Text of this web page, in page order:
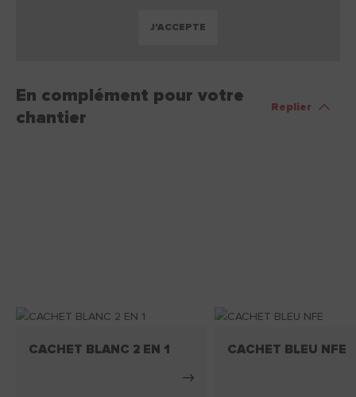
J'ACCEPTE
En complément pour votre
chantier
Replier
CACHET BLANC 2 EN 1 CACHET BLEU NFE